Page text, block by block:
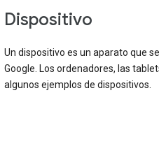
Dispositivo
Un dispositivo es un aparato que
Google. Los ordenadores, las
algunos ejemplos de dispositivos.